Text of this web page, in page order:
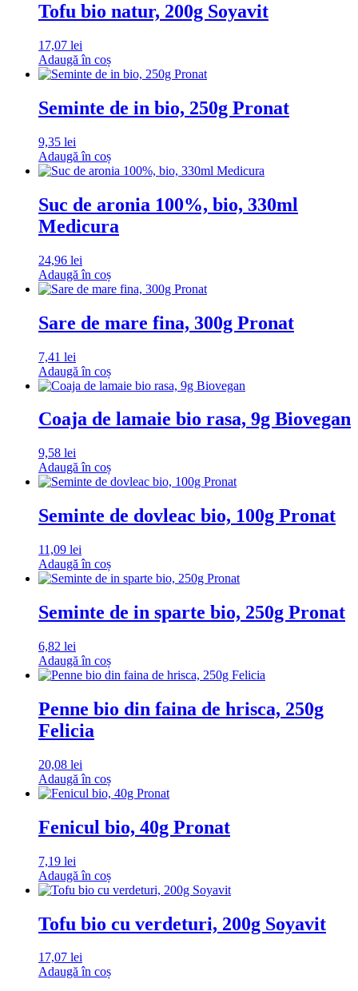
Tofu bio natur, 200g Soyavit
17,07 lei
Adaugă în coș
Seminte de in bio, 250g Pronat
9,35 lei
Adaugă în coș
Suc de aronia 100%, bio, 330ml
Medicura
24,96 lei
Adaugă în coș
Sare de mare fina, 300g Pronat
7,41 lei
Adaugă în coș
Coaja de lamaie bio rasa, 9g Biovegan
9,58 lei
Adaugă în coș
Seminte de dovleac bio, 100g Pronat
11,09 lei
Adaugă în coș
Seminte de in sparte bio, 250g Pronat
6,82 lei
Adaugă în coș
Penne bio din faina de hrisca, 250g
Felicia
20,08 lei
Adaugă în coș
Fenicul bio, 40g Pronat
7,19 lei
Adaugă în coș
Tofu bio cu verdeturi, 200g Soyavit
17,07 lei
Adaugă în coș